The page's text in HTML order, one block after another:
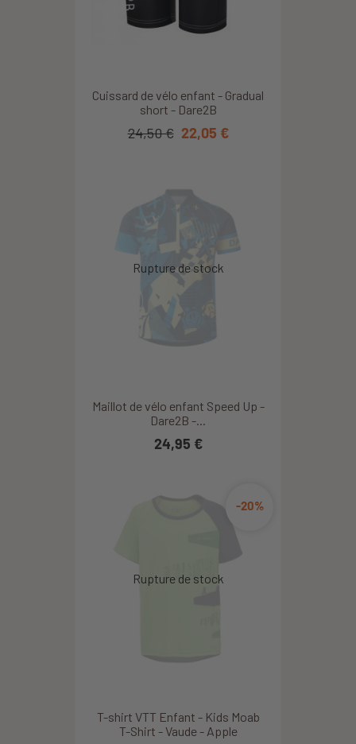
Cuissard de vélo enfant - Gradual
short - Dare2B
24,50 € 22,05 €
Maillot de vélo enfant Speed Up -
Dare2B -...
24,95 €
T-shirt VTT Enfant - Kids Moab
T-Shirt - Vaude - Apple
-20%